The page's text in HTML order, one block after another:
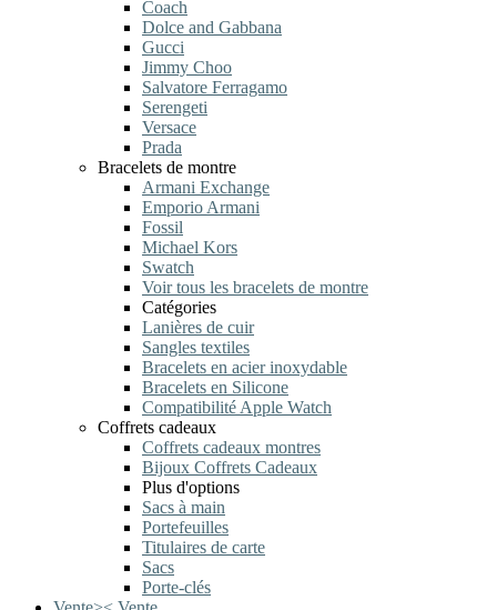
Coach
Dolce and Gabbana
Gucci
Jimmy Choo
Salvatore Ferragamo
Serengeti
Versace
Prada
Bracelets de montre
Armani Exchange
Emporio Armani
Fossil
Michael Kors
Swatch
Voir tous les bracelets de montre
Catégories
Lanières de cuir
Sangles textiles
Bracelets en acier inoxydable
Bracelets en Silicone
Compatibilité Apple Watch
Coffrets cadeaux
Coffrets cadeaux montres
Bijoux Coffrets Cadeaux
Plus d'options
Sacs à main
Portefeuilles
Titulaires de carte
Sacs
Porte-clés